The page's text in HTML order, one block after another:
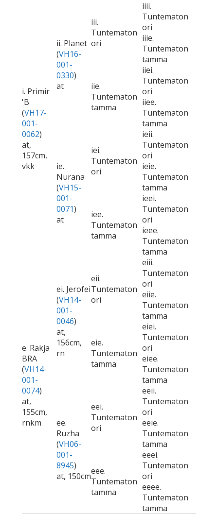
i. Primir
'B
(VH17-
001-
0062)
at,
157cm,
vkk
ii. Planet
(VH16-
001-
0330)
at
iii.
Tuntematon
ori
iiii.
Tuntematon
ori
iiie.
Tuntematon
tamma
iie.
Tuntematon
tamma
iiei.
Tuntematon
ori
iiee.
Tuntematon
tamma
ie.
Nurana
(VH15-
001-
0071)
at
iei.
Tuntematon
ori
ieii.
Tuntematon
ori
ieie.
Tuntematon
tamma
iee.
Tuntematon
tamma
ieei.
Tuntematon
ori
ieee.
Tuntematon
tamma
e. Rakja
BRA
(VH14-
001-
0074)
at,
155cm,
rnkm
ei. Jerofei
(VH14-
001-
0046)
at,
156cm,
rn
eii.
Tuntematon
ori
eiii.
Tuntematon
ori
eiie.
Tuntematon
tamma
eie.
Tuntematon
tamma
eiei.
Tuntematon
ori
eiee.
Tuntematon
tamma
ee.
Ruzha
(VH06-
001-
8945)
at, 150cm
eei.
Tuntematon
ori
eeii.
Tuntematon
ori
eeie.
Tuntematon
tamma
eee.
Tuntematon
tamma
eeei.
Tuntematon
ori
eeee.
Tuntematon
tamma